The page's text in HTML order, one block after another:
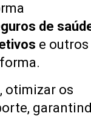
de
e outros
otimizar os